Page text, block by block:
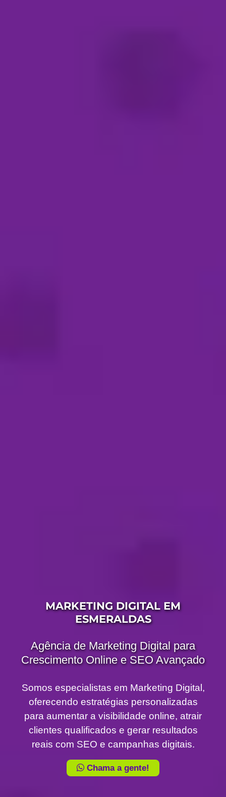
MARKETING DIGITAL EM
ESMERALDAS
Agência de Marketing Digital para
Crescimento Online e SEO Avançado
Somos especialistas em Marketing Digital,
oferecendo estratégias personalizadas
para aumentar a visibilidade online, atrair
clientes qualificados e gerar resultados
reais com SEO e campanhas digitais.
Chama a gente!